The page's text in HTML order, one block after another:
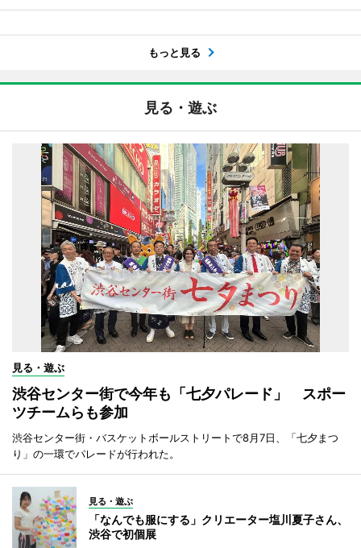
もっと見る
見る・遊ぶ
見る・遊ぶ
渋谷センター街で今年も「七夕パレード」 スポー
ツチームらも参加
渋谷センター街・バスケットボールストリートで8月7日、「七夕まつ
り」の一環でパレードが行われた。
見る・遊ぶ
「なんでも服にする」クリエーター塩川夏子さん、
渋谷で初個展